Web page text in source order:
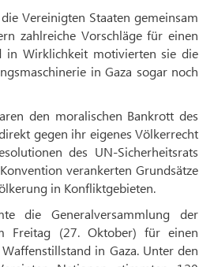
Vereinigten Staaten gemeinsam
zahlreiche Vorschläge für einen
in Wirklichkeit motivierten sie die
in Gaza sogar noch
den moralischen Bankrott des
gegen ihr eigenes Völkerrecht
des UN-Sicherheitsrats
verankerten Grundsätze
in Konfliktgebieten.
die Generalversammlung der
Freitag (27. Oktober) für einen
in Gaza. Unter den